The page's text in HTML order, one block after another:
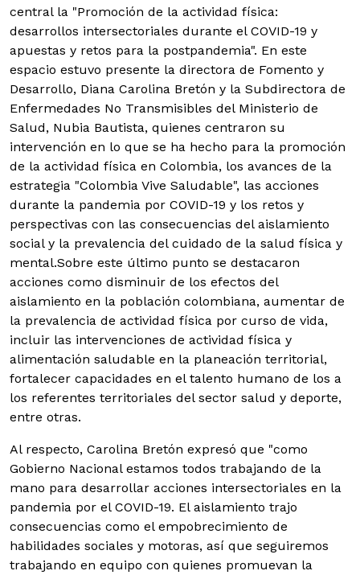
central la "Promoción de la actividad física:
desarrollos intersectoriales durante el COVID-19 y
apuestas y retos para la postpandemia". En este
espacio estuvo presente la directora de Fomento y
Desarrollo, Diana Carolina Bretón y la Subdirectora de
Enfermedades No Transmisibles del Ministerio de
Salud, Nubia Bautista, quienes centraron su
intervención en lo que se ha hecho para la promoción
de la actividad física en Colombia, los avances de la
estrategia "Colombia Vive Saludable", las acciones
durante la pandemia por COVID-19 y los retos y
perspectivas con las consecuencias del aislamiento
social y la prevalencia del cuidado de la salud física y
mental.Sobre este último punto se destacaron
acciones como disminuir de los efectos del
aislamiento en la población colombiana, aumentar de
la prevalencia de actividad física por curso de vida,
incluir las intervenciones de actividad física y
alimentación saludable en la planeación territorial,
fortalecer capacidades en el talento humano de los a
los referentes territoriales del sector salud y deporte,
entre otras.
Al respecto, Carolina Bretón expresó que "como
Gobierno Nacional estamos todos trabajando de la
mano para desarrollar acciones intersectoriales en la
pandemia por el COVID-19. El aislamiento trajo
consecuencias como el empobrecimiento de
habilidades sociales y motoras, así que seguiremos
trabajando en equipo con quienes promuevan la